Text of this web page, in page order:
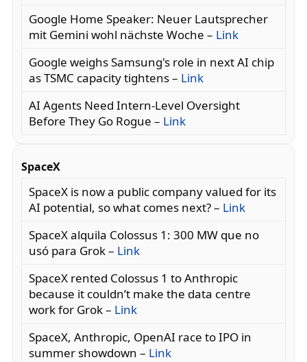
Google Home Speaker: Neuer Lautsprecher
mit Gemini wohl nächste Woche – Link
Google weighs Samsung's role in next AI chip
as TSMC capacity tightens – Link
AI Agents Need Intern-Level Oversight
Before They Go Rogue – Link
SpaceX
SpaceX is now a public company valued for its
AI potential, so what comes next? – Link
SpaceX alquila Colossus 1: 300 MW que no
usó para Grok – Link
SpaceX rented Colossus 1 to Anthropic
because it couldn’t make the data centre
work for Grok – Link
SpaceX, Anthropic, OpenAI race to IPO in
summer showdown – Link